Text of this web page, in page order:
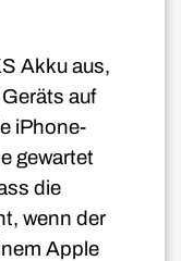
Akku aus,
auf
iPhone-
gewartet
die
wenn der
Apple